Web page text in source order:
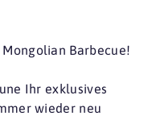
Barbecue!
Ihr exklusives
wieder neu